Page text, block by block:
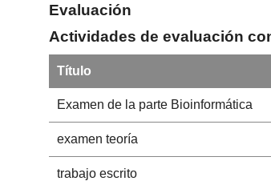
Evaluación
Actividades de evaluación
Título
Examen de la parte Bioinformática
examen teoría
trabajo escrito